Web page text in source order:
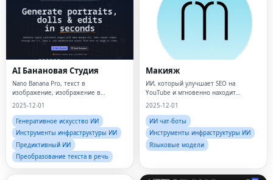
AI Банановая Студия
Nano Banana Pro, текст в
изображение, изображение в
изображение
2025-12-01
Генеративное искусство ИИ
Инструменты инфраструктуры ИИ
Предиктивный ИИ
Преобразование текста в речь
Макияж
ИИ, который улучшает SEO на
YouTube и мгновенно находит
идеальный ролик.
2025-12-01
ИИ чат-боты
Инструменты инфраструктуры ИИ
Языковые модели